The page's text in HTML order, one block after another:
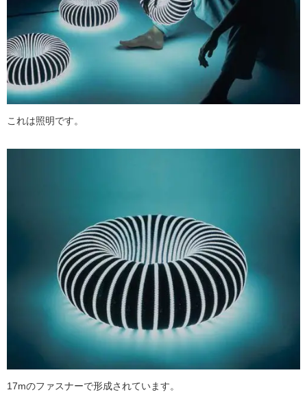
これは照明です。
17mのファスナーで形成されています。